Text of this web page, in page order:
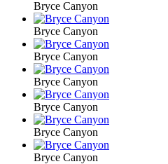
Bryce Canyon
Bryce Canyon
Bryce Canyon
Bryce Canyon
Bryce Canyon
Bryce Canyon
Bryce Canyon